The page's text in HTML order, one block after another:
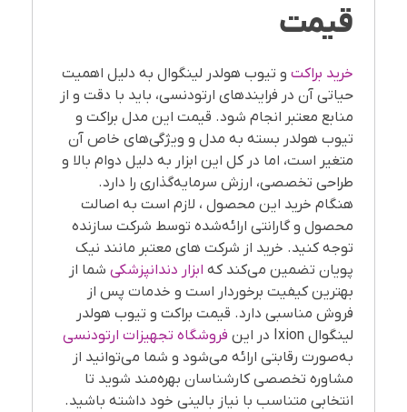
قیمت
خرید براکت و تیوب هولدر لینگوال به دلیل اهمیت
حیاتی آن در فرایندهای ارتودنسی، باید با دقت و از
منابع معتبر انجام شود. قیمت این مدل براکت و
تیوب هولدر بسته به مدل و ویژگی‌های خاص آن
متغیر است، اما در کل این ابزار به دلیل دوام بالا و
طراحی تخصصی، ارزش سرمایه‌گذاری را دارد.
هنگام خرید این محصول ، لازم است به اصالت
محصول و گارانتی ارائه‌شده توسط شرکت سازنده
توجه کنید. خرید از شرکت های معتبر مانند نیک
پویان تضمین می‌کند که ابزار دندانپزشکی شما از
بهترین کیفیت برخوردار است و خدمات پس از
فروش مناسبی دارد. قیمت براکت و تیوب هولدر
لینگوال Ixion در این
فروشگاه تجهیزات ارتودنسی
به‌صورت رقابتی ارائه می‌شود و شما می‌توانید از
مشاوره تخصصی کارشناسان بهره‌مند شوید تا
انتخابی متناسب با نیاز بالینی خود داشته باشید.